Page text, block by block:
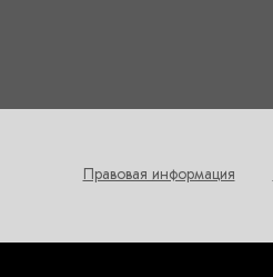
Правовая информация